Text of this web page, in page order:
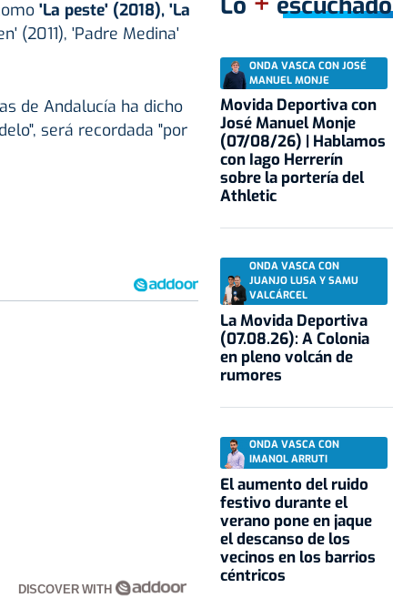
'La peste' (2018), 'La
(2011), 'Padre Medina'
de Andalucía ha dicho
será recordada "por
DISCOVER WITH
ONDA VASCA CON JOSÉ
MANUEL MONJE
Movida Deportiva con
José Manuel Monje
(07/08/26) | Hablamos
con Iago Herrerín
sobre la portería del
Athletic
ONDA VASCA CON
JUANJO LUSA Y SAMU
VALCÁRCEL
La Movida Deportiva
(07.08.26): A Colonia
en pleno volcán de
rumores
ONDA VASCA CON
IMANOL ARRUTI
El aumento del ruido
festivo durante el
verano pone en jaque
el descanso de los
vecinos en los barrios
céntricos